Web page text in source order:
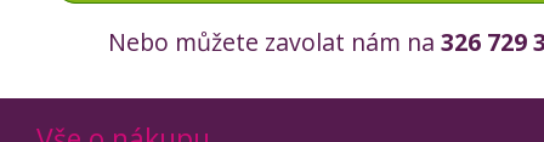
Nebo můžete zavolat nám na 326 729